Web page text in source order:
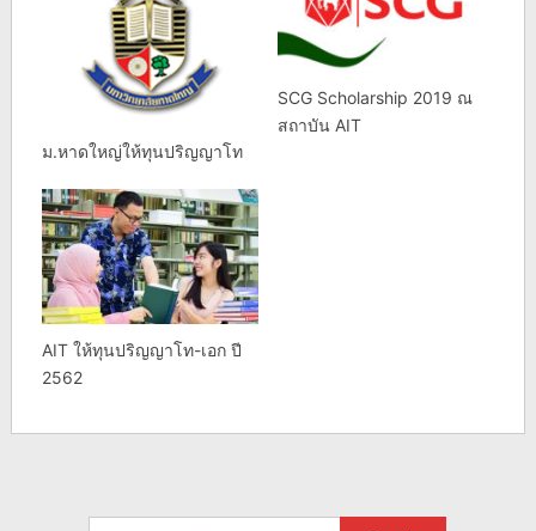
ม.หาดใหญ่ให้ทุนปริญญาโท
SCG Scholarship 2019 ณ
สถาบัน AIT
AIT ให้ทุนปริญญาโท-เอก ปี
2562